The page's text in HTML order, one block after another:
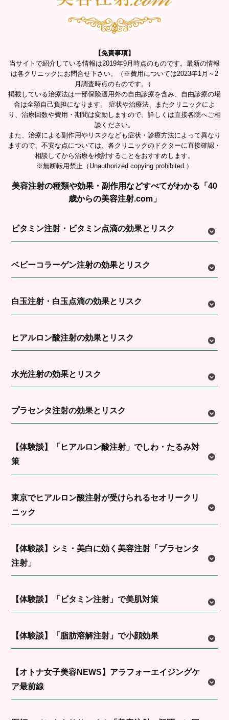
【免責事項】
当サイトで紹介している情報は2019年9月時点のものです。最新の情報
は各クリニックにお問合せ下さい。（※費用については2023年1月～2
月調査時点のものです。）
掲載している治療法は一部保険適用外の自由診療を含み、自由診療の場
合は全額自己負担になります。 症状や治療法、またクリニックによ
り、治療回数や費用・期間は変動しますので、詳しくは直接各院へご相
談ください。
また、治療による副作用やリスクなども症状・診療方法によって異なり
ますので、不安な点については、各クリニックのドクターに直接確認・
相談してから治療を検討することをおすすめします。
※無断転用禁止（Unauthorized copying prohibited.）
美容注射の種類や効果・副作用などすべてがわかる「40
歳からの美容注射.com」
ビタミン注射・ビタミン点滴の効果とリスク
ベビーコラーゲン注射の効果とリスク
白玉注射・白玉点滴の効果とリスク
ヒアルロン酸注射の効果とリスク
水光注射の効果とリスク
プラセンタ注射の効果とリスク
【体験談】「ヒアルロン酸注射」でしわ・たるみ対
策
東京でヒアルロン酸注射が受けられるセオリークリ
ニック
【体験談】シミ・美白に効く美容注射「プラセンタ
注射」
【体験談】「ビタミン注射」で美肌対策
【体験談】「脂肪溶解注射」で小顔効果
【オトナ女子美容NEWS】アラフォーエイジングケ
ア最前線